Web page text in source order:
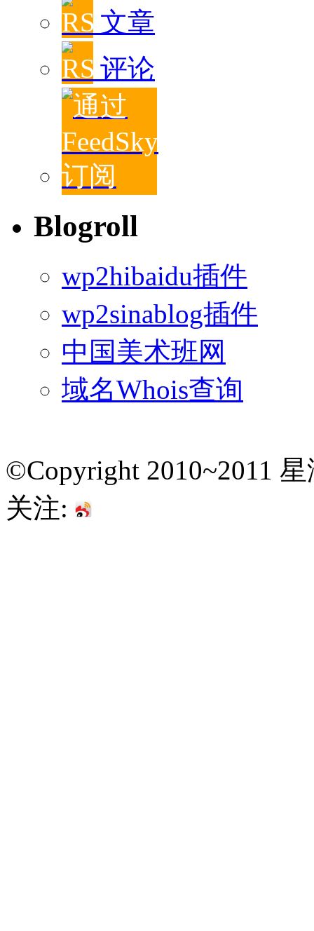
文章
评论
Blogroll
wp2hibaidu插件
wp2sinablog插件
中国美术班网
域名Whois查询
©Copyright 2010~2011
关注: